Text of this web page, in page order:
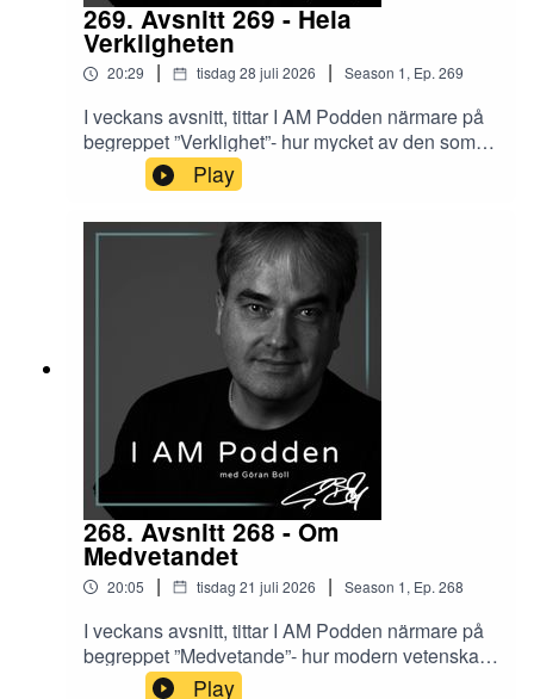
269. Avsnitt 269 - Hela
Verkligheten
20:29 | tisdag 28 juli 2026 | Season 1, Ep.269
I veckans avsnitt, tittar I AM Podden närmare på
begreppet ”Verklighet”- hur mycket av den som vi
klarar av att uppfatta – och hur yoga och andra
holistiska traditioner ser på verklighetsbegreppet.
Play
268. Avsnitt 268 - Om
Medvetandet
20:05 | tisdag 21 juli 2026 | Season 1, Ep. 268
I veckans avsnitt, tittar I AM Podden närmare på
begreppet ”Medvetande”- hur modern vetenskap
brottas med det som yoga och andra holistiska
Play